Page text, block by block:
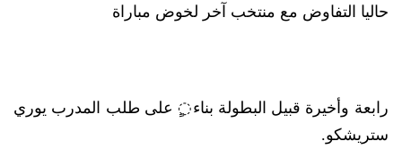
حاليا التفاوض مع منتخب آخر لخوض مباراة
رابعة وأخيرة قبيل البطولة بناء◌ٍ على طلب المدرب يوري
ستريشكو.